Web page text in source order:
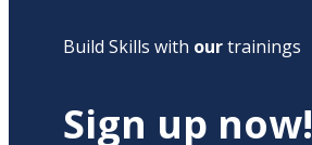
Build Skills with ourtrainings
Sign up now!